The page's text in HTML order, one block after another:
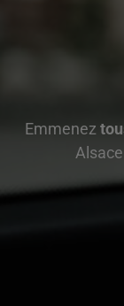
Emmenez